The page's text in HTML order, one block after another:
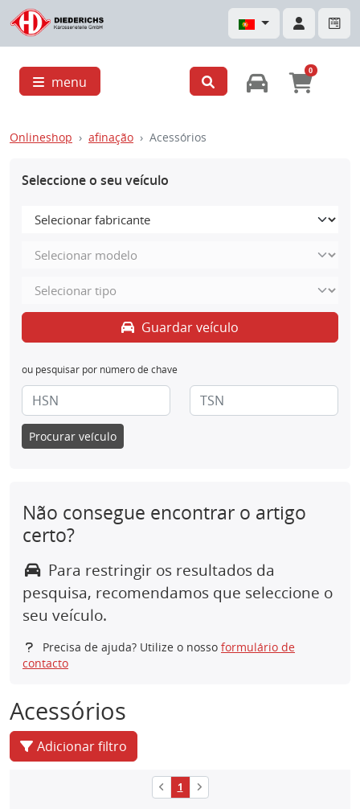
menu
0
Onlineshop afinação Acessórios
Seleccione o seu veículo
Guardar veículo
ou pesquisar por número de chave
Procurar veículo
Não consegue encontrar o artigo
certo?
Para restringir os resultados da
pesquisa, recomendamos que seleccione o
seu veículo.
Precisa de ajuda? Utilize o nosso formulário de
contacto
Acessórios
Adicionar filtro
1